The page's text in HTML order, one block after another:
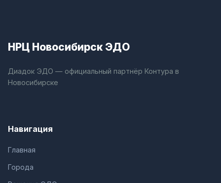
НРЦ Новосибирск ЭДО
Диадок ЭДО — официальный партнёр Контура в
Новосибирске
Навигация
Главная
Города